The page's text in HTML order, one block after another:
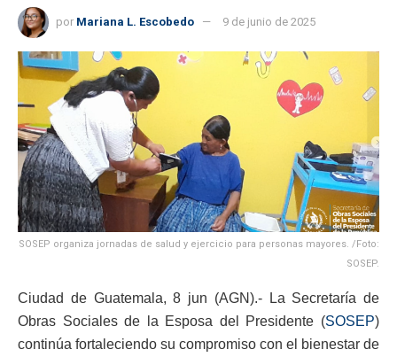
por Mariana L. Escobedo 9 de junio de 2025
SOSEP organiza jornadas de salud y ejercicio para personas mayores. /Foto:
SOSEP.
Ciudad de Guatemala, 8 jun (AGN).- La Secretaría de
Obras Sociales de la Esposa del Presidente (SOSEP)
continúa fortaleciendo su compromiso con el bienestar de